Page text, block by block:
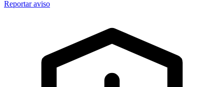
Reportar aviso